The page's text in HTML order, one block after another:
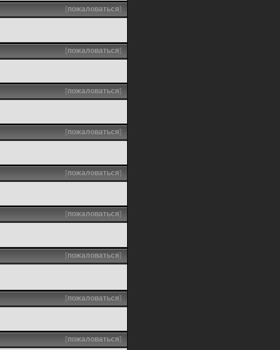
[пожаловаться]
[пожаловаться]
[пожаловаться]
[пожаловаться]
[пожаловаться]
[пожаловаться]
[пожаловаться]
[пожаловаться]
[пожаловаться]